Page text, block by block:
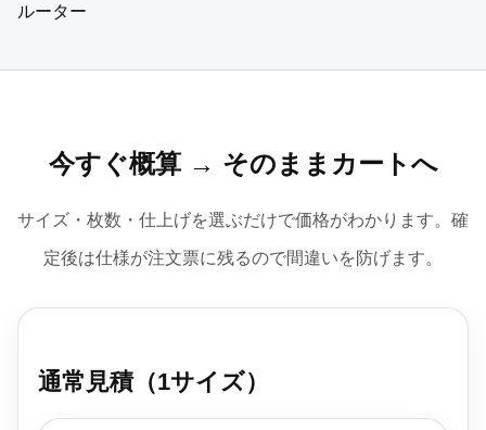
ルーター
今すぐ概算 → そのままカートへ
サイズ・枚数・仕上げを選ぶだけで価格がわかります。確
定後は仕様が注文票に残るので間違いを防げます。
通常見積（1サイズ）